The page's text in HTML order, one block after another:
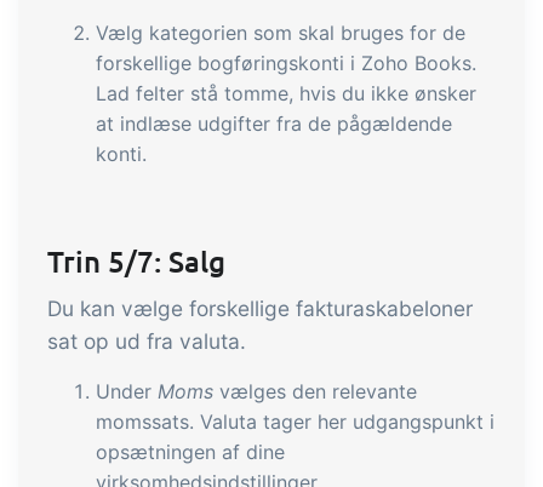
Vælg kategorien som skal bruges for de
forskellige bogføringskonti i Zoho Books.
Lad felter stå tomme, hvis du ikke ønsker
at indlæse udgifter fra de pågældende
konti.
Trin 5/7: Salg
Du kan vælge forskellige fakturaskabeloner
sat op ud fra valuta.
Under Moms vælges den relevante
momssats. Valuta tager her udgangspunkt i
opsætningen af dine
virksomhedsindstillinger.